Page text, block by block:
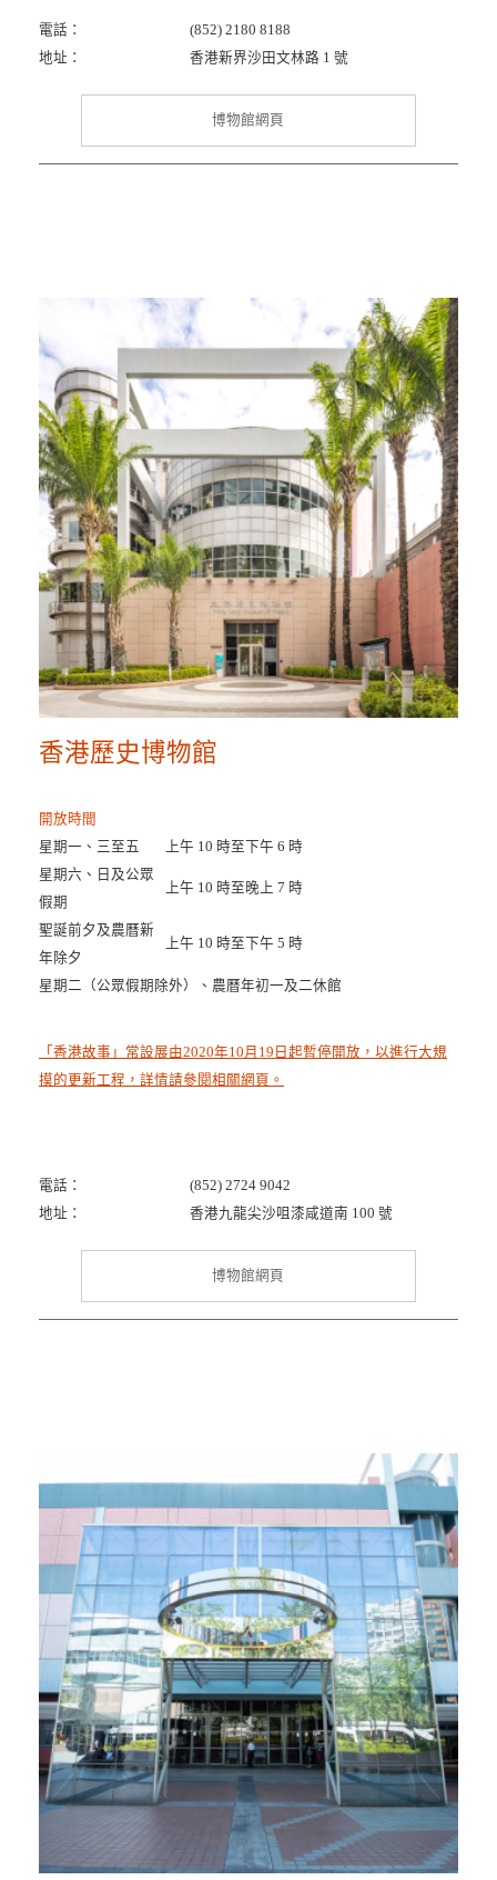
電話：
(852) 2180 8188
地址：
香港新界沙田文林路 1 號
博物館網頁
香港歷史博物館
開放時間
星期一、三至五
上午 10 時至下午 6 時
星期六、日及公眾
假期
上午 10 時至晚上 7 時
聖誕前夕及農曆新
年除夕
上午 10 時至下午 5 時
星期二（公眾假期除外）、農曆年初一及二休館
「香港故事」常設展由2020年10月19日起暫停開放，以進行大規
摸的更新工程，詳情請參閱相關網頁。
電話：
(852) 2724 9042
地址：
香港九龍尖沙咀漆咸道南 100 號
博物館網頁